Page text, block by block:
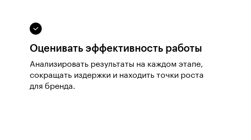
Оценивать эффективность работы
Анализировать результаты на каждом этапе,
сокращать издержки и находить точки роста
для бренда.